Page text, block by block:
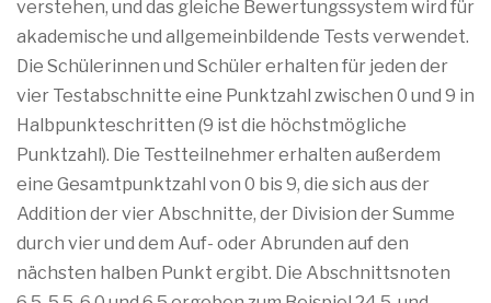
verstehen, und das gleiche Bewertungssystem wird für
akademische und allgemeinbildende Tests verwendet.
Die Schülerinnen und Schüler erhalten für jeden der
vier Testabschnitte eine Punktzahl zwischen 0 und 9 in
Halbpunkteschritten (9 ist die höchstmögliche
Punktzahl). Die Testteilnehmer erhalten außerdem
eine Gesamtpunktzahl von 0 bis 9, die sich aus der
Addition der vier Abschnitte, der Division der Summe
durch vier und dem Auf- oder Abrunden auf den
nächsten halben Punkt ergibt. Die Abschnittsnoten